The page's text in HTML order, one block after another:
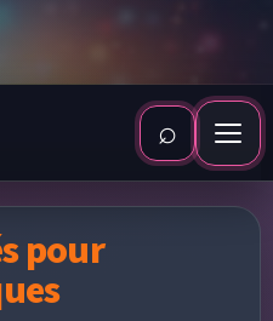
BONNE COMPAGNIE
⌕Open search
pour